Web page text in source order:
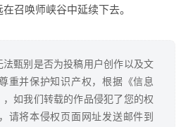
召唤师峡谷中延续下去。
甄别是否为投稿用户创作以及文
重并保护知识产权，根据《信息
如我们转载的作品侵犯了您的权
请将本侵权页面网址发送邮件到